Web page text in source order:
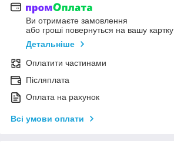
Ви отримаєте замовлення
або гроші повернуться на вашу картку
Детальніше
Оплатити частинами
Післяплата
Оплата на рахунок
Всі умови оплати